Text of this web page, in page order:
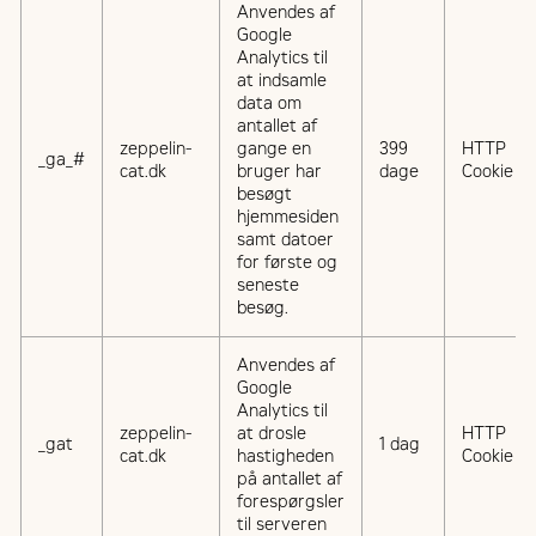
_ga_#
zeppelin-
cat.dk
Anvendes af
Google
Analytics til
at indsamle
data om
antallet af
gange en
bruger har
besøgt
hjemmesiden
samt datoer
for første og
seneste
besøg.
399
dage
HTTP
Cookie
_gat
zeppelin-
cat.dk
Anvendes af
Google
Analytics til
at drosle
hastigheden
på antallet af
forespørgsler
til serveren
1 dag
HTTP
Cookie